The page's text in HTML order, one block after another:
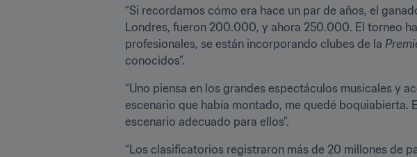
“Si recordamos cómo era hace un par de años, el
Londres, fueron 200.000, y ahora 250.000. El torneo
profesionales, se están incorporando clubes de la
conocidos”.
“Uno piensa en los grandes espectáculos musicales y
escenario que había montado, me quedé boquiabierta.
escenario adecuado para ellos”.
“Los clasificatorios registraron más de 20 millones de